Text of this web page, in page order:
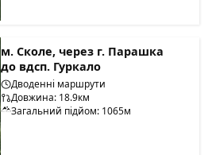
м. Сколе, через г. Парашка
до вдсп. Гуркало
Дводенні маршрути
Довжина: 18.9км
Загальний підйом: 1065м